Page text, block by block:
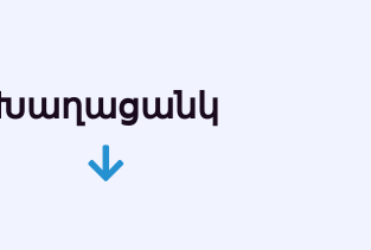
Խաղացանկ